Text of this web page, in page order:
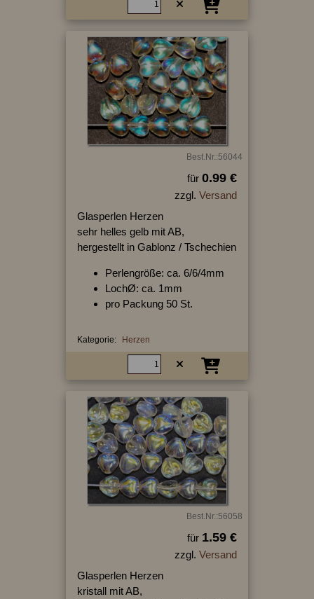
Best.Nr.:56044
für 0.99 €
zzgl. Versand
Glasperlen Herzen
sehr helles gelb mit AB,
hergestellt in Gablonz / Tschechien
Perlengröße: ca. 6/6/4mm
LochØ: ca. 1mm
pro Packung 50 St.
Kategorie: Herzen
Best.Nr.:56058
für 1.59 €
zzgl. Versand
Glasperlen Herzen
kristall mit AB,